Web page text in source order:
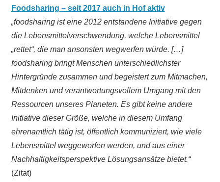
Foodsharing – seit 2017 auch in Hof aktiv
„foodsharing ist eine 2012 entstandene Initiative gegen
die Lebensmittelverschwendung, welche Lebensmittel
„rettet“, die man ansonsten wegwerfen würde. […]
foodsharing bringt Menschen unterschiedlichster
Hintergründe zusammen und begeistert zum Mitmachen,
Mitdenken und verantwortungsvollem Umgang mit den
Ressourcen unseres Planeten. Es gibt keine andere
Initiative dieser Größe, welche in diesem Umfang
ehrenamtlich tätig ist, öffentlich kommuniziert, wie viele
Lebensmittel weggeworfen werden, und aus einer
Nachhaltigkeitsperspektive Lösungsansätze bietet.“
(Zitat)